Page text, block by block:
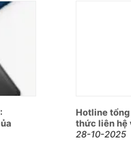
Hotline tổng
thức liên hệ
28-10-2025